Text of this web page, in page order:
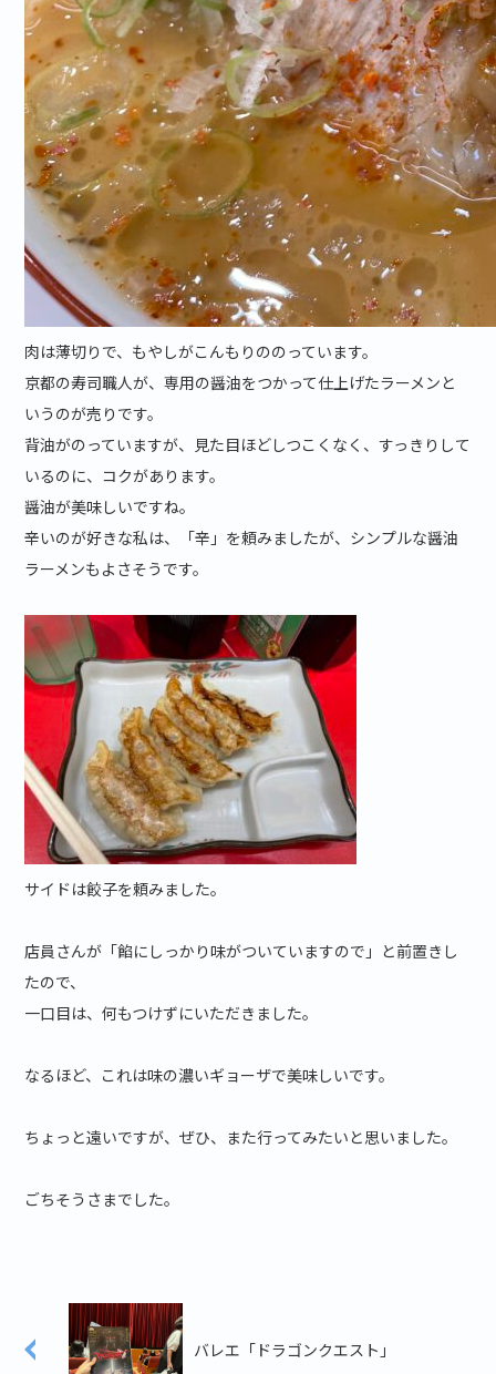
肉は薄切りで、もやしがこんもりののっています。
京都の寿司職人が、専用の醤油をつかって仕上げたラーメンと
いうのが売りです。
背油がのっていますが、見た目ほどしつこくなく、すっきりして
いるのに、コクがあります。
醤油が美味しいですね。
辛いのが好きな私は、「辛」を頼みましたが、シンプルな醤油
ラーメンもよさそうです。
サイドは餃子を頼みました。
店員さんが「餡にしっかり味がついていますので」と前置きし
たので、
一口目は、何もつけずにいただきました。
なるほど、これは味の濃いギョーザで美味しいです。
ちょっと遠いですが、ぜひ、また行ってみたいと思いました。
ごちそうさまでした。
バレエ「ドラゴンクエスト」